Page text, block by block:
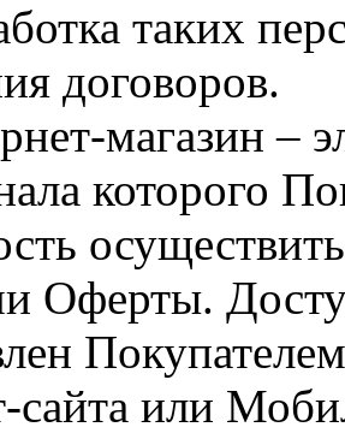
таких
договоров.
магазин –
которого
Оферты.
сайта или